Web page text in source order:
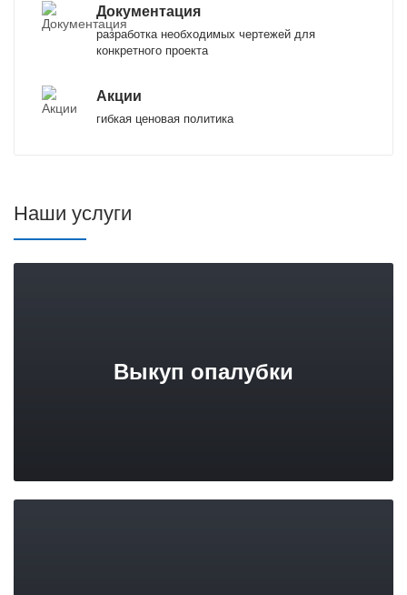
Документация
разработка необходимых чертежей для
конкретного проекта
Акции
гибкая ценовая политика
Наши услуги
Выкуп опалубки